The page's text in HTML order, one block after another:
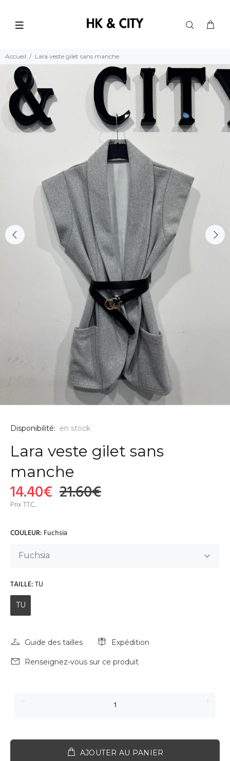
Accueil Lara veste gilet sans manche
Disponibilité: en stock
Lara veste gilet sans
manche
14.40€ 21.60€
Prix TTC.
COULEUR: Fuchsia
TAILLE:TU
TU
Guide des tailles Expédition
Renseignez-vous sur ce produit
AJOUTER AU PANIER